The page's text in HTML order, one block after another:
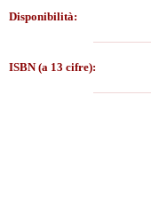
Disponibilità:
ISBN (a 13 cifre):